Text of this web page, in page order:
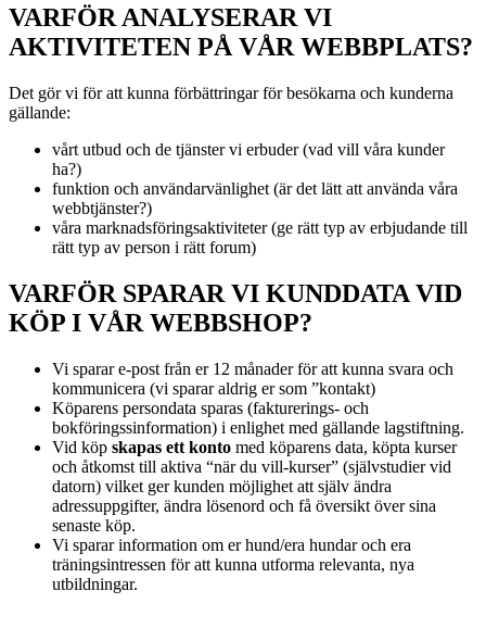
VARFÖR ANALYSERAR VI
AKTIVITETEN PÅ VÅR WEBBPLATS?
Det gör vi för att kunna förbättringar för besökarna och kunderna
gällande:
vårt utbud och de tjänster vi erbuder (vad vill våra kunder
ha?)
funktion och användarvänlighet (är det lätt att använda våra
webbtjänster?)
våra marknadsföringsaktiviteter (ge rätt typ av erbjudande till
rätt typ av person i rätt forum)
VARFÖR SPARAR VI KUNDDATA VID
KÖP I VÅR WEBBSHOP?
Vi sparar e-post från er 12 månader för att kunna svara och
kommunicera (vi sparar aldrig er som ”kontakt)
Köparens persondata sparas (fakturerings- och
bokföringssinformation) i enlighet med gällande lagstiftning.
Vid köp skapas ett konto med köparens data, köpta kurser
och åtkomst till aktiva “när du vill-kurser” (självstudier vid
datorn) vilket ger kunden möjlighet att själv ändra
adressuppgifter, ändra lösenord och få översikt över sina
senaste köp.
Vi sparar information om er hund/era hundar och era
träningsintressen för att kunna utforma relevanta, nya
utbildningar.